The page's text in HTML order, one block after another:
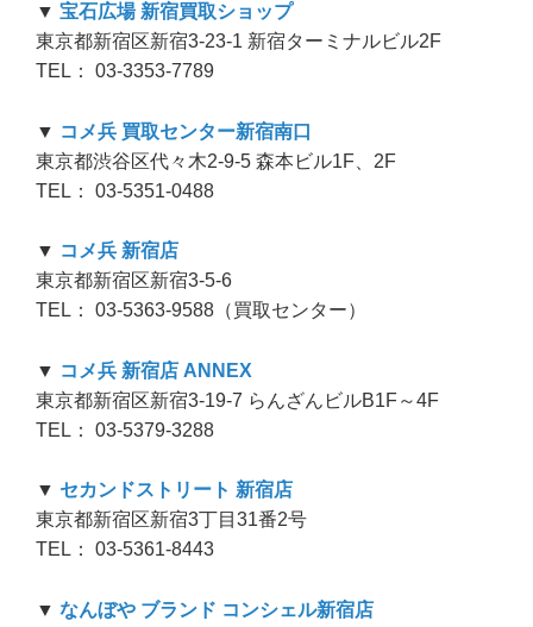
▼ 宝石広場 新宿買取ショップ
東京都新宿区新宿3-23-1 新宿ターミナルビル2F
TEL： 03-3353-7789
▼ コメ兵 買取センター新宿南口
東京都渋谷区代々木2-9-5 森本ビル1F、2F
TEL： 03-5351-0488
▼ コメ兵 新宿店
東京都新宿区新宿3-5-6
TEL： 03-5363-9588（買取センター）
▼ コメ兵 新宿店 ANNEX
東京都新宿区新宿3-19-7 らんざんビルB1F～4F
TEL： 03-5379-3288
▼ セカンドストリート 新宿店
東京都新宿区新宿3丁目31番2号
TEL： 03-5361-8443
▼ なんぼや ブランド コンシェル新宿店